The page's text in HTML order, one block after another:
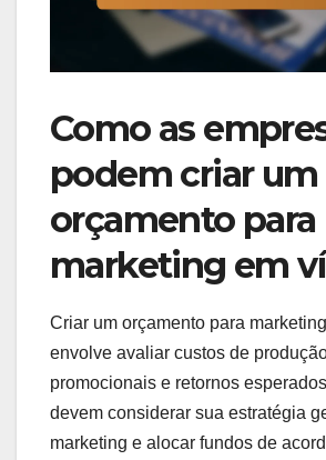
Como as
podem criar um
orçamento para
marketing em
Criar um orçamento para
envolve avaliar custos de
promocionais e retornos
devem considerar sua estratégia
marketing e alocar fundos de